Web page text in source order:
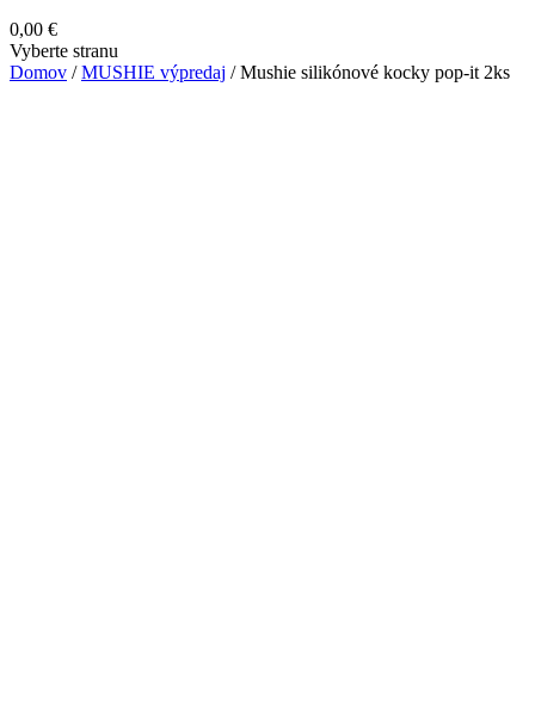
0,00 €
Vyberte stranu
Domov /MUSHIE výpredaj / Mushie silikónové kocky pop-it 2ks